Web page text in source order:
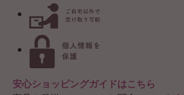
安心ショッピングガイドはこちら